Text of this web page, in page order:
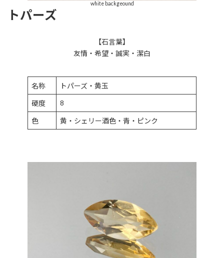
white backgeound
トパーズ
【石言葉】
友情・希望・誠実・潔白
名称 トパーズ・黄玉
硬度 8
色 黄・シェリー酒色・青・ピンク